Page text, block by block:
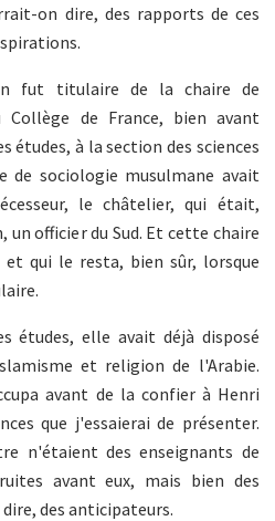
on dire, des rapports de ces
fut titulaire de la chaire de
Collège de France, bien avant
études, à la section des sciences
de sociologie musulmane avait
le châtelier, qui était,
un officier du Sud. Et cette chaire
qui le resta, bien sûr, lorsque
études, elle avait déjà disposé
et religion de l'Arabie.
avant de la confier à Henri
que j'essaierai de présenter.
n'étaient des enseignants de
avant eux, mais bien des
des anticipateurs.